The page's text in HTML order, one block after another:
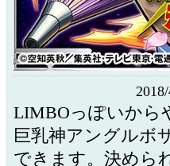
LIMBOっぽいか
巨乳神アングルボ
できます。決めら